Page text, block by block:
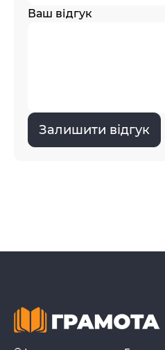
Ваш відгук
Залишити відгук